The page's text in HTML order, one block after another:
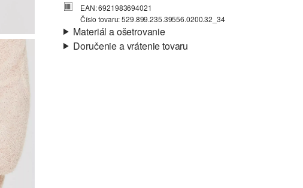
EAN: 6921983694021
Číslo tovaru: 529.899.235.39556.0200.32_34
Materiál a ošetrovanie
Doručenie a vrátenie tovaru